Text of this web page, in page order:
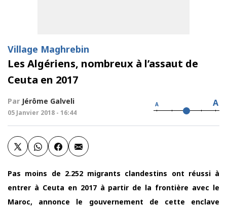
Village Maghrebin
Les Algériens, nombreux à l’assaut de
Ceuta en 2017
Par Jérôme Galveli
05 Janvier 2018 - 16:44
A A
Pas moins de 2.252 migrants clandestins ont réussi à
entrer à Ceuta en 2017 à partir de la frontière avec le
Maroc, annonce le gouvernement de cette enclave